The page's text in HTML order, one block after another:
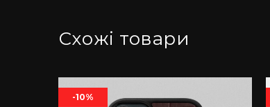
Схожі товари
-10%